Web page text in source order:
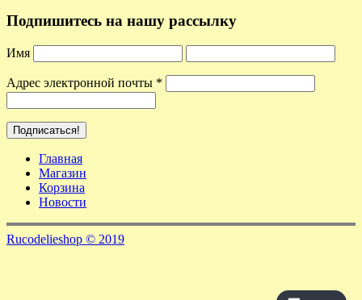
Подпишитесь на нашу рассылку
Имя
Адрес электронной почты *
Главная
Магазин
Корзина
Новости
Rucodelieshop © 2019